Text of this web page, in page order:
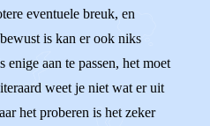
eventuele breuk, en
is kan er ook niks
enige aan te passen, het moet
weet je niet wat er uit
het proberen is het zeker